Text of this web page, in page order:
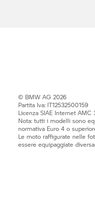
© BMW AG 2026
Partita Iva: IT12532500159
Licenza SIAE Internet AMC
Nota: tutti i modelli sono
normativa Euro 4 o
Le moto raffigurate nelle
essere equipaggiate